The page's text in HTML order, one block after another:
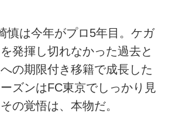
慎は今年がプロ5年目。ケガ
発揮し切れなかった過去と
の期限付き移籍で成長した
ズンはFC東京でしっかり見
の覚悟は、本物だ。